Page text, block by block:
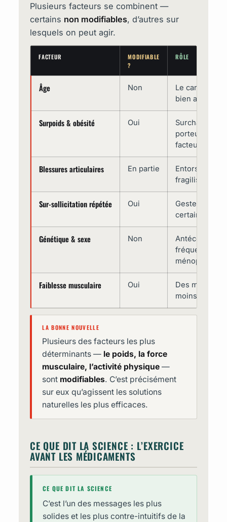
Plusieurs facteurs se combinent —
certains non modifiables, d’autres sur
lesquels on peut agir.
FACTEUR
MODIFIABLE
?
RÔLE
Âge Non
Le cartilage
bien avec le
Surpoids & obésité Oui
Surcharge
porteuses
facteur
Blessures articulaires En partie
Entorses,
fragilisent
Sur-sollicitation répétée Oui
Gestes
certains
Génétique & sexe Non
Antécédents
fréquente
ménopause
Faiblesse musculaire Oui
Des muscles
moins
LA BONNE NOUVELLE
Plusieurs des facteurs les plus
déterminants — le poids, la force
musculaire, l’activité physique —
sont modifiables. C’est précisément
sur eux qu’agissent les solutions
naturelles les plus efficaces.
CE QUE DIT LA SCIENCE : L’EXERCICE
AVANT LES MÉDICAMENTS
CE QUE DIT LA SCIENCE
C’est l’un des messages les plus
solides et les plus contre-intuitifs de la